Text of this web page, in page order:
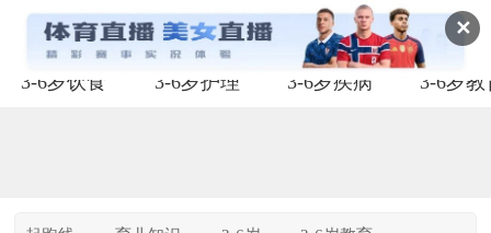
✕
3-6岁饮食 3-6岁护理 3-6岁疾病 3-6岁教